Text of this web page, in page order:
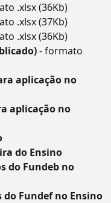
.xlsx (36Kb)
.xlsx (37Kb)
.xlsx (36Kb)
- formato
aplicação no
aplicação no
do Ensino
do Fundeb no
do Fundef no Ensino